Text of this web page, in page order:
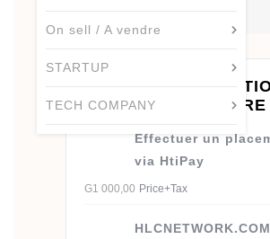
On sell / A vendre
STARTUP
TECH COMPANY
ENTREPRISES,
ET PARTS À VENDRE
Effectuer un
via HtiPay
G1 000,00 Price+Tax
HLCNETWORK.COM